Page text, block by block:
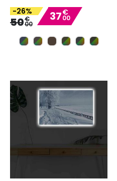
-26%
50€
00
Special
Price
37€
00